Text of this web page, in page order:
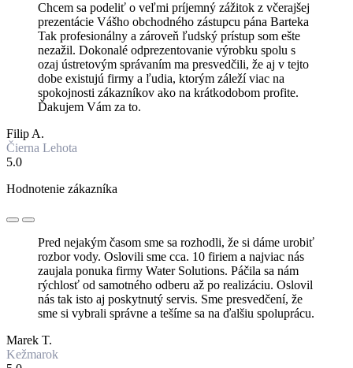
Chcem sa podeliť o veľmi príjemný zážitok z včerajšej
prezentácie Vášho obchodného zástupcu pána Barteka
Tak profesionálny a zároveň ľudský prístup som ešte
nezažil. Dokonalé odprezentovanie výrobku spolu s
ozaj ústretovým správaním ma presvedčili, že aj v tejto
dobe existujú firmy a ľudia, ktorým záleží viac na
spokojnosti zákazníkov ako na krátkodobom profite.
Ďakujem Vám za to.
Filip A.
Čierna Lehota
5.0
Hodnotenie zákazníka
Pred nejakým časom sme sa rozhodli, že si dáme urobiť
rozbor vody. Oslovili sme cca. 10 firiem a najviac nás
zaujala ponuka firmy Water Solutions. Páčila sa nám
rýchlosť od samotného odberu až po realizáciu. Oslovil
nás tak isto aj poskytnutý servis. Sme presvedčení, že
sme si vybrali správne a tešíme sa na ďalšiu spoluprácu.
Marek T.
Kežmarok